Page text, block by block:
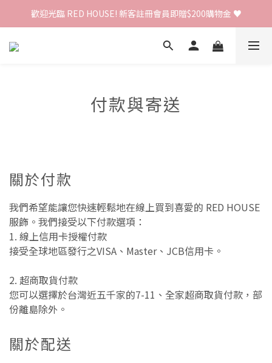
歡迎光臨 RED HOUSE! 新客註冊會員即贈$200購物金 ♥
歡迎光臨 RED HOUSE! 新客註冊會員即贈$200購物金 ♥
全館單筆訂單滿 $2000 免運 🚚
付款與寄送
關於付款
我們希望能讓您快速輕鬆地在線上買到喜愛的 RED HOUSE
服飾。我們接受以下付款選項：
1. 線上信用卡授權付款
接受全球地區發行之VISA、Master、JCB信用卡。
2. 超商取貨付款
您可以選擇於台灣近五千家的7-11、全家超商取貨付款，部
份離島除外。
關於配送